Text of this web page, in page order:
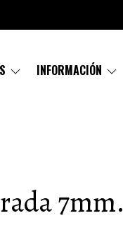
INFORMACIÓN
7mm.